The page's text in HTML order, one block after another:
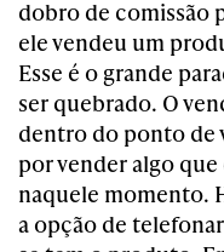
dobro de comissão
ele vendeu um
Esse é o grande
ser quebrado. O
dentro do ponto de
por vender algo
naquele momento.
a opção de